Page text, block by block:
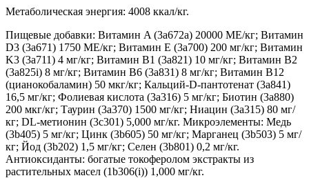
Метаболическая энергия: 4008 ккал/кг.
Пищевые добавки: Витамин A (3a672a) 20000 МЕ/кг; Витамин
D3 (3a671) 1750 МЕ/кг; Витамин Е (3a700) 200 мг/кг; Витамин
K3 (3a711) 4 мг/кг; Витамин B1 (3a821) 10 мг/кг; Витамин B2
(3a825i) 8 мг/кг; Витамин B6 (3a831) 8 мг/кг; Витамин B12
(цианокобаламин) 50 мкг/кг; Кальций-D-пантотенат (3a841)
16,5 мг/кг; Фолиевая кислота (3a316) 5 мг/кг; Биотин (3a880)
200 мкг/кг; Таурин (3a370) 1500 мг/кг; Ниацин (3a315) 80 мг/
кг; DL-метионин (3c301) 5,000 мг/кг. Микроэлементы: Медь
(3b405) 5 мг/кг; Цинк (3b605) 50 мг/кг; Марганец (3b503) 5 мг/
кг; Йод (3b202) 1,5 мг/кг; Селен (3b801) 0,2 мг/кг.
Антиоксиданты: богатые токоферолом экстракты из
растительных масел (1b306(i)) 1,000 мг/кг.